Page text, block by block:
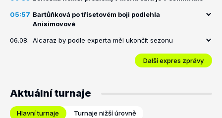
05:57 Bartůňková po třísetovém boji podlehla
Anisimovové
06.08. Alcaraz by podle experta měl ukončit sezonu
Další expres zprávy
Aktuální turnaje
Hlavní turnaje Turnaje nižší úrovně